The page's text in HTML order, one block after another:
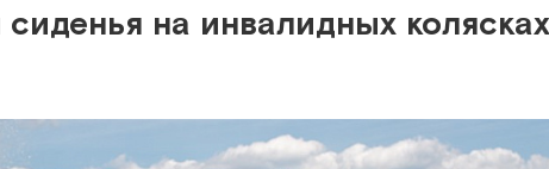
на инвалидных колясках